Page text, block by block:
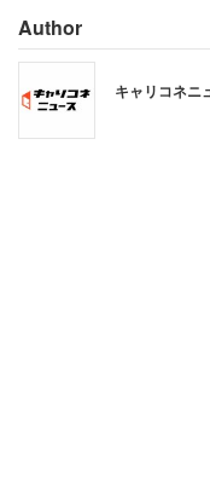
Author
キャリコネニ